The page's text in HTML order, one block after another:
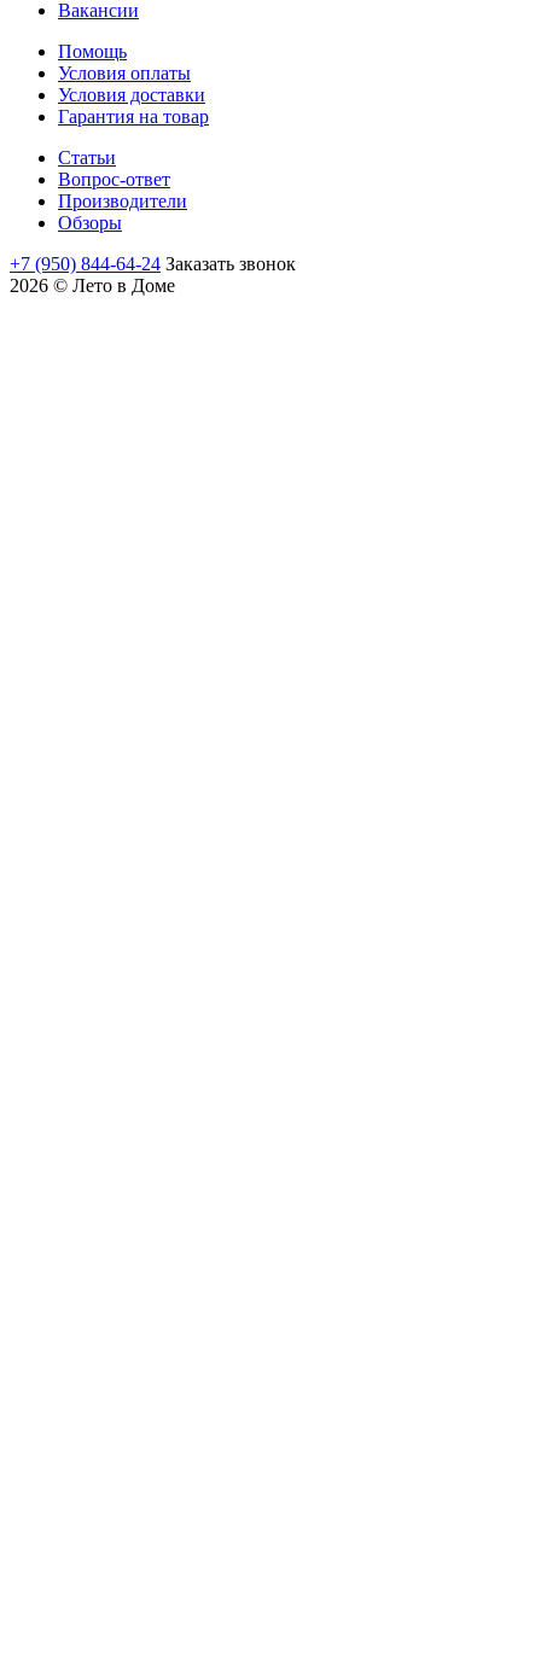
Вакансии
Помощь
Условия оплаты
Условия доставки
Гарантия на товар
Статьи
Вопрос-ответ
Производители
Обзоры
+7 (950) 844-64-24 Заказать звонок
2026 © Лето в Доме